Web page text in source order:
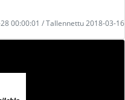
00:00:01 / Tallennettu 2018-03-16